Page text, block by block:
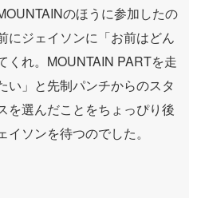
のほうに参加したの
にジェイソンに「お前はどん
くれ。MOUNTAIN PARTを走
い」と先制パンチからのスタ
を選んだことをちょっぴり後
ソンを待つのでした。